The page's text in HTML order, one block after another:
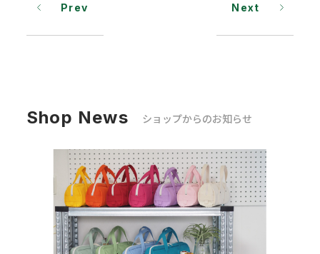
Prev Next
Shop News ショップからのお知らせ